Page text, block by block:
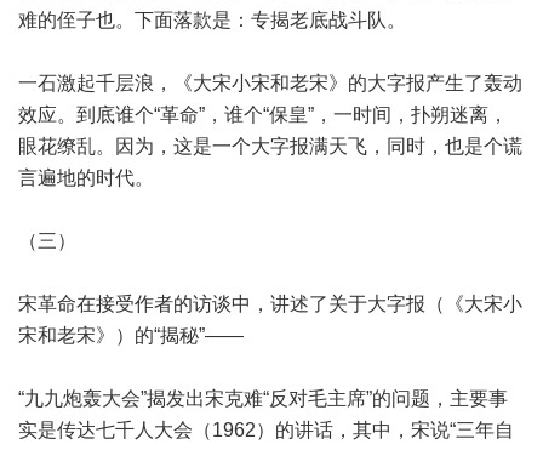
难的侄子也。下面落款是：专揭老底战斗队。
一石激起千层浪，《大宋小宋和老宋》的大字报产生了轰动
效应。到底谁个“革命”，谁个“保皇”，一时间，扑朔迷离，
眼花缭乱。因为，这是一个大字报满天飞，同时，也是个谎
言遍地的时代。
（三）
宋革命在接受作者的访谈中，讲述了关于大字报（《大宋小
宋和老宋》）的“揭秘”——
“九九炮轰大会”揭发出宋克难“反对毛主席”的问题，主要事
实是传达七千人大会（1962）的讲话，其中，宋说“三年自